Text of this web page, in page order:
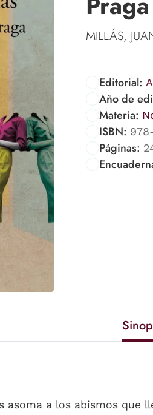
MILLÁS,
Editorial:
Año de
Materia:
ISBN:
Páginas:
asoma a los abismos que